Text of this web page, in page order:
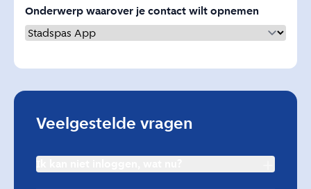
Onderwerp waarover je contact wilt opnemen
Veelgestelde vragen